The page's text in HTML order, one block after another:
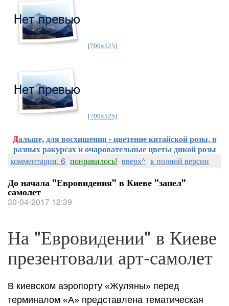
[700x525]
[700x525]
Дальше, для восхишения - цветение китайской розы, в
разных ракурсах и очаровательные цветы дикой розы
комментарии: 6 понравилось! вверх^ к полной версии
До начала "Евровидения" в Киеве "запел"
самолет
30-04-2017 12:39
На "Евровидении" в Киеве
презентовали арт-самолет
В киевском аэропорту «Жуляны» перед
терминалом «А» представлена тематическая